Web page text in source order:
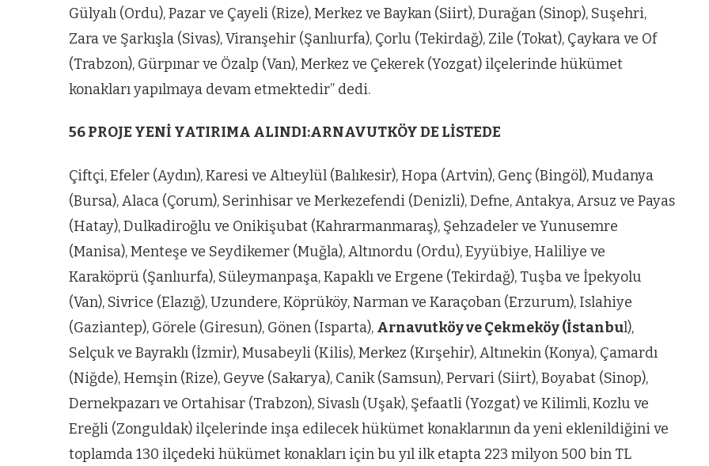
Gülyalı (Ordu), Pazar ve Çayeli (Rize), Merkez ve Baykan (Siirt), Durağan (Sinop), Suşehri,
Zara ve Şarkışla (Sivas), Viranşehir (Şanlıurfa), Çorlu (Tekirdağ), Zile (Tokat), Çaykara ve Of
(Trabzon), Gürpınar ve Özalp (Van), Merkez ve Çekerek (Yozgat) ilçelerinde hükümet
konakları yapılmaya devam etmektedir” dedi.
56 PROJE YENİ YATIRIMA ALINDI:ARNAVUTKÖY DE LİSTEDE
Çiftçi, Efeler (Aydın), Karesi ve Altıeylül (Balıkesir), Hopa (Artvin), Genç (Bingöl), Mudanya
(Bursa), Alaca (Çorum), Serinhisar ve Merkezefendi (Denizli), Defne, Antakya, Arsuz ve Payas
(Hatay), Dulkadiroğlu ve Onikişubat (Kahrarmanmaraş), Şehzadeler ve Yunusemre
(Manisa), Menteşe ve Seydikemer (Muğla), Altınordu (Ordu), Eyyübiye, Haliliye ve
Karaköprü (Şanlıurfa), Süleymanpaşa, Kapaklı ve Ergene (Tekirdağ), Tuşba ve İpekyolu
(Van), Sivrice (Elazığ), Uzundere, Köprüköy, Narman ve Karaçoban (Erzurum), Islahiye
(Gaziantep), Görele (Giresun), Gönen (Isparta), Arnavutköy ve Çekmeköy (İstanbul),
Selçuk ve Bayraklı (İzmir), Musabeyli (Kilis), Merkez (Kırşehir), Altınekin (Konya), Çamardı
(Niğde), Hemşin (Rize), Geyve (Sakarya), Canik (Samsun), Pervari (Siirt), Boyabat (Sinop),
Dernekpazarı ve Ortahisar (Trabzon), Sivaslı (Uşak), Şefaatli (Yozgat) ve Kilimli, Kozlu ve
Ereğli (Zonguldak) ilçelerinde inşa edilecek hükümet konaklarının da yeni eklenildiğini ve
toplamda 130 ilçedeki hükümet konakları için bu yıl ilk etapta 223 milyon 500 bin TL
ve
Arnavutköy’ün
nüfusu 2024
yılında
344.868’e ulaştı
Arnavutköy
Taşoluk’ta seyir
halindeki
otomobil alev
alev yandı.